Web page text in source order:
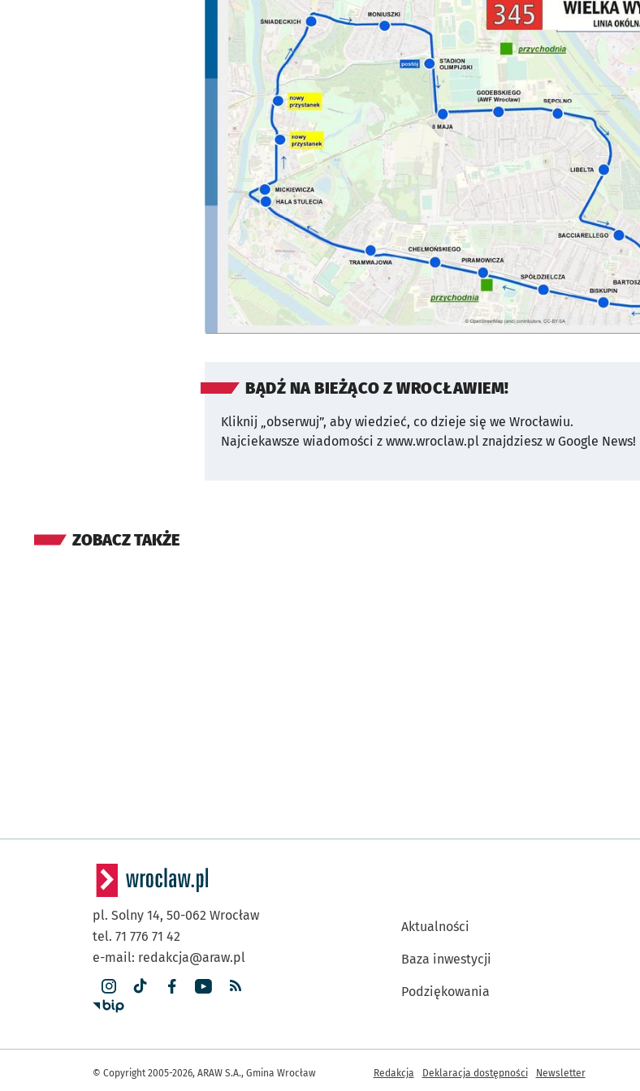
BĄDŹ NA BIEŻĄCO Z WROCŁAWIEM!
Kliknij „obserwuj”, aby wiedzieć, co dzieje się we Wrocławiu.
Najciekawsze wiadomości z www.wroclaw.pl znajdziesz w Google News!
ZOBACZ TAKŻE
pl. Solny 14, 50-062 Wrocław
tel. 71 776 71 42
e-mail: redakcja@araw.pl
Aktualności
Baza inwestycji
Podziękowania
© Copyright 2005-2026, ARAW S.A., Gmina Wrocław Inne informacje
Redakcja Deklaracja dostępności Newsletter